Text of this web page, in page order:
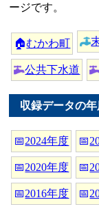
ージです。
🏠むかわ町
公共下水道
収録データの年
📅2024年度 📅
📅2020年度 📅
📅2016年度 📅